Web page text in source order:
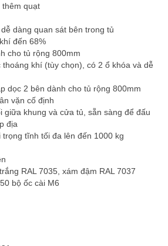
quạt
dàng quan sát bên trong tủ
đến 68%
cho tủ rộng 800mm
khí (tùy chọn), có 2 ổ khóa và dễ
dọc 2 bên dành cho tủ rộng 800mm
vặn cố định
giữa khung và cửa tủ, sẵn sàng để đấu
địa
tĩnh tối đa lên đến 1000 kg
RAL 7035, xám đậm RAL 7037
bộ ốc cài M6